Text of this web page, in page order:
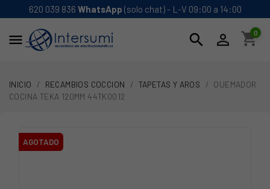
620 039 836 WhatsApp (solo chat) - L-V 09:00 a 14:00
 search  shopping_cart
0
INICIO RECAMBIOS COCCION TAPETAS Y AROS
QUEMADOR
COCINA TEKA 120MM 44TK0012
AGOTADO